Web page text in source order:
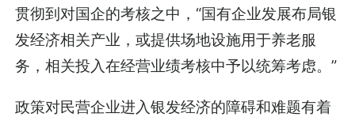
贯彻到对国企的考核之中，“国有企业发展布局银
发经济相关产业，或提供场地设施用于养老服
务，相关投入在经营业绩考核中予以统筹考虑。”
政策对民营企业进入银发经济的障碍和难题有着